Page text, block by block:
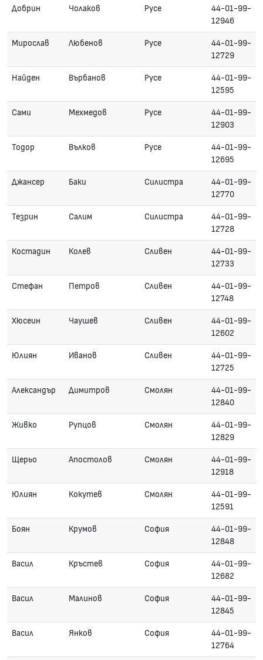
Добрин Чолаков Русе
44-01-99-
12946
Мирослав Любенов Русе
44-01-99-
12729
Найден Върбанов Русе
44-01-99-
12595
Сами Мехмедов Русе
44-01-99-
12903
Тодор Вълков Русе
44-01-99-
12695
Джансер Баки Силистра
44-01-99-
12770
Тезрин Салим Силистра
44-01-99-
12728
Костадин Колев Сливен
44-01-99-
12733
Стефан Петров Сливен
44-01-99-
12748
Хюсеин Чаушев Сливен
44-01-99-
12602
Юлиян Иванов Сливен
44-01-99-
12725
Александър Димитров Смолян
44-01-99-
12840
Живко Рупцов Смолян
44-01-99-
12829
Щерьо Апостолов Смолян
44-01-99-
12918
Юлиян Кокутев Смолян
44-01-99-
12591
Боян Крумов София
44-01-99-
12848
Васил Кръстев София
44-01-99-
12682
Васил Малинов София
44-01-99-
12845
Васил Янков София
44-01-99-
12764